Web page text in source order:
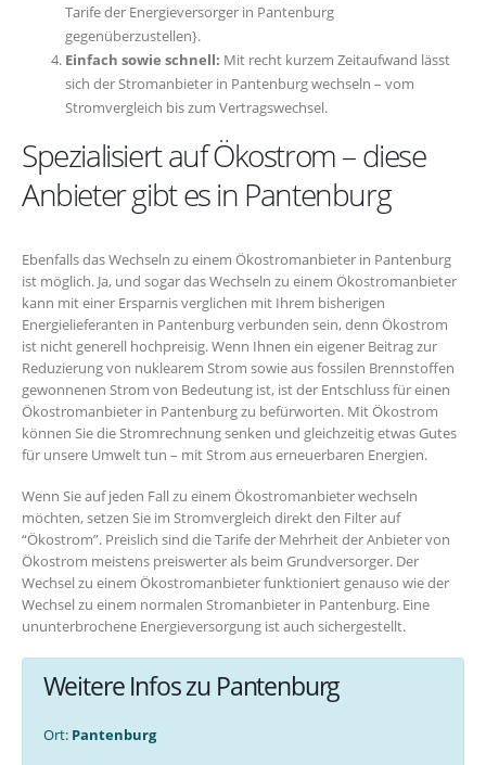
Tarife der Energieversorger in Pantenburg
gegenüberzustellen}.
Einfach sowie schnell: Mit recht kurzem Zeitaufwand lässt
sich der Stromanbieter in Pantenburg wechseln – vom
Stromvergleich bis zum Vertragswechsel.
Spezialisiert auf Ökostrom – diese
Anbieter gibt es in Pantenburg
Ebenfalls das Wechseln zu einem Ökostromanbieter in Pantenburg
ist möglich. Ja, und sogar das Wechseln zu einem Ökostromanbieter
kann mit einer Ersparnis verglichen mit Ihrem bisherigen
Energielieferanten in Pantenburg verbunden sein, denn Ökostrom
ist nicht generell hochpreisig. Wenn Ihnen ein eigener Beitrag zur
Reduzierung von nuklearem Strom sowie aus fossilen Brennstoffen
gewonnenen Strom von Bedeutung ist, ist der Entschluss für einen
Ökostromanbieter in Pantenburg zu befürworten. Mit Ökostrom
können Sie die Stromrechnung senken und gleichzeitig etwas Gutes
für unsere Umwelt tun – mit Strom aus erneuerbaren Energien.
Wenn Sie auf jeden Fall zu einem Ökostromanbieter wechseln
möchten, setzen Sie im Stromvergleich direkt den Filter auf
“Ökostrom”. Preislich sind die Tarife der Mehrheit der Anbieter von
Ökostrom meistens preiswerter als beim Grundversorger. Der
Wechsel zu einem Ökostromanbieter funktioniert genauso wie der
Wechsel zu einem normalen Stromanbieter in Pantenburg. Eine
ununterbrochene Energieversorgung ist auch sichergestellt.
Weitere Infos zu Pantenburg
Ort: Pantenburg